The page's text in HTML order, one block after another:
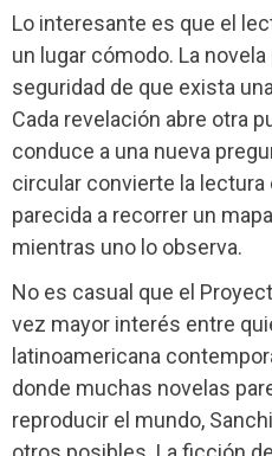
Lo interesante es que el
un lugar cómodo. La
seguridad de que exista
Cada revelación abre otra
conduce a una nueva
circular convierte la lectura
parecida a recorrer un
mientras uno lo observa.
No es casual que el
vez mayor interés entre
latinoamericana
donde muchas novelas
reproducir el mundo,